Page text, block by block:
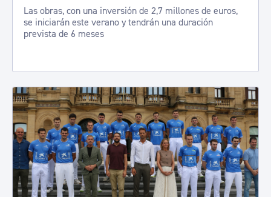
Las obras, con una inversión de 2,7 millones de euros,
se iniciarán este verano y tendrán una duración
prevista de 6 meses